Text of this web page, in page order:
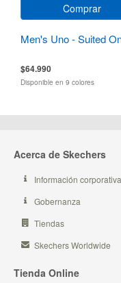
Comprar
Men's Uno - Suited
$64.990
Disponible en 9 colores
Acerca de Skechers
Información corporativa
Gobernanza
Tiendas
Skechers Worldwide
Tienda Online